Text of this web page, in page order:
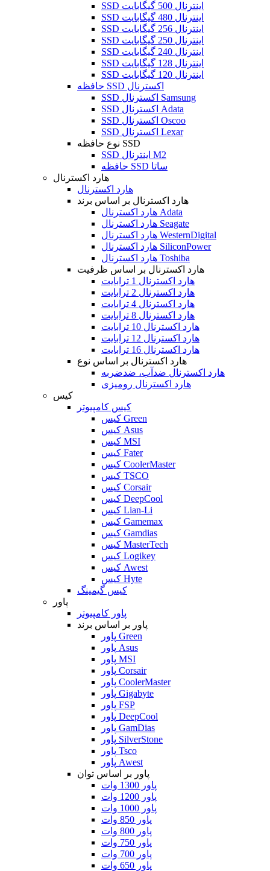
SSD اینترنال 500 گیگابایت
SSD اینترنال 480 گیگابایت
SSD اینترنال 256 گیگابایت
SSD اینترنال 250 گیگابایت
SSD اینترنال 240 گیگابایت
SSD اینترنال 128 گیگابایت
SSD اینترنال 120 گیگابایت
حافظه SSD اکسترنال
SSD اکسترنال Samsung
SSD اکسترنال Adata
SSD اکسترنال Oscoo
SSD اکسترنال Lexar
نوع حافظه SSD
SSD اینترنال M2
حافظه SSD ساتا
هارد اکسترنال
هارد اکسترنال
هارد اکسترنال بر اساس برند
هارد اکسترنال Adata
هارد اکسترنال Seagate
هارد اکسترنال WesternDigital
هارد اکسترنال SiliconPower
هارد اکسترنال Toshiba
هارد اکسترنال بر اساس ظرفیت
هارد اکسترنال 1 ترابایت
هارد اکسترنال 2 ترابایت
هارد اکسترنال 4 ترابایت
هارد اکسترنال 8 ترابایت
هارد اکسترنال 10 ترابایت
هارد اکسترنال 12 ترابایت
هارد اکسترنال 16 ترابایت
هارد اکسترنال بر اساس نوع
هارد اکسترنال ضدآب، ضدضربه
هارد اکسترنال رومیزی
کیس
کیس کامپیوتر
کیس Green
کیس Asus
کیس MSI
کیس Fater
کیس CoolerMaster
کیس TSCO
کیس Corsair
کیس DeepCool
کیس Lian-Li
کیس Gamemax
کیس Gamdias
کیس MasterTech
کیس Logikey
کیس Awest
کیس Hyte
کیس گیمینگ
پاور
پاور کامپیوتر
پاور بر اساس برند
پاور Green
پاور Asus
پاور MSI
پاور Corsair
پاور CoolerMaster
پاور Gigabyte
پاور FSP
پاور DeepCool
پاور GamDias
پاور SilverStone
پاور Tsco
پاور Awest
پاور بر اساس توان
پاور 1300 وات
پاور 1200 وات
پاور 1000 وات
پاور 850 وات
پاور 800 وات
پاور 750 وات
پاور 700 وات
پاور 650 وات